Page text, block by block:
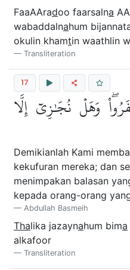
FaaAAradoo faarsalna
wabaddalnahum
okulin khamtin waathlin
Transliteration
17
وَهَلۡ نُجَٰزِيٓ إِلَّا
Demikianlah Kami
kekufuran mereka; dan
menimpakan balasan
kepada orang-orang
Abdullah Basmeih
Thalika jazaynahum bima
alkafoor
Transliteration